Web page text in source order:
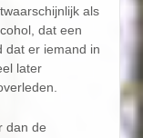
als
dat een
dat er iemand in
later
dan de